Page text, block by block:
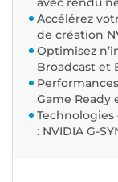
Accélérez
de création
Optimisez
Broadcast et
Game Ready
: NVIDIA G-